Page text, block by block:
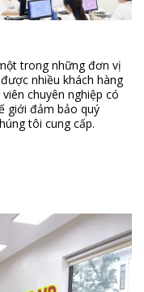
trong những đơn vị
nhiều khách hàng
chuyên nghiệp có
giới đảm bảo quý
tôi cung cấp.